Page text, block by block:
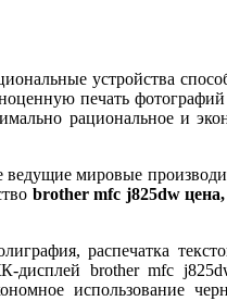
устройства
печать
рациональное и
мировые
brother mfc j825dw цена,
распечатка
дисплей brother mfc
использование